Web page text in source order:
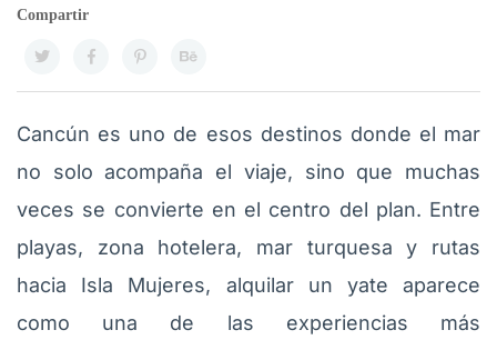
Compartir
Cancún es uno de esos destinos donde el mar
no solo acompaña el viaje, sino que muchas
veces se convierte en el centro del plan. Entre
playas, zona hotelera, mar turquesa y rutas
hacia Isla Mujeres, alquilar un yate aparece
como una de las experiencias más